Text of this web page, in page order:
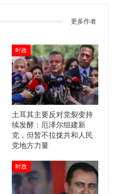
更多作者
时政
土耳其主要反对党裂变持
续发酵：厄泽尔组建新
党，但暂不拉拢共和人民
党地方力量
时政